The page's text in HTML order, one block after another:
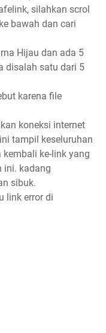
silahkan scrol
bawah dan cari
Hijau dan ada 5
disalah satu dari 5
karena file
koneksi internet
tampil keseluruhan
ke-link yang
ini. kadang
sibuk.
link error di